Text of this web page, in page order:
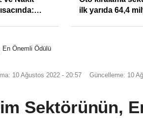
ilk yarıda 64,4
Önemli Ödülü
10 Ağustos 2022 - 20:57 Güncelleme: 10
Sektörünün,